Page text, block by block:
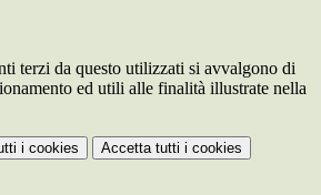
terzi da questo utilizzati si avvalgono di
ed utili alle finalità illustrate nella
i cookies Accetta tutti i cookies